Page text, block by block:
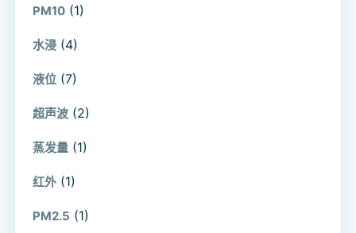
PM10 (1)
水浸 (4)
液位 (7)
超声波 (2)
蒸发量 (1)
红外 (1)
PM2.5 (1)